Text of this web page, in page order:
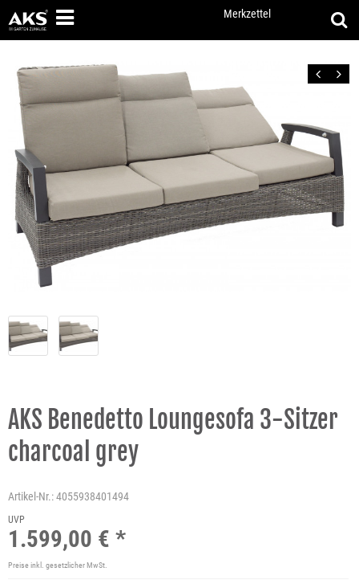
Merkzettel
Zurück Vor
AKS Benedetto Loungesofa 3-Sitzer
charcoal grey
Artikel-Nr.:4055938401494
UVP
1.599,00 € *
Preise inkl. gesetzlicher MwSt.